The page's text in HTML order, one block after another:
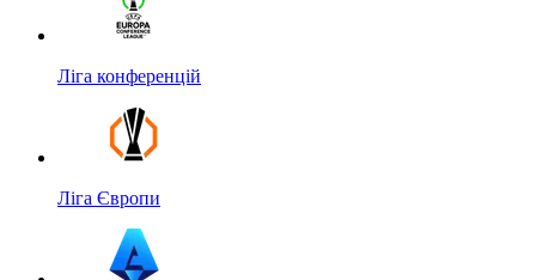
Ліга конференцій
Ліга Європи